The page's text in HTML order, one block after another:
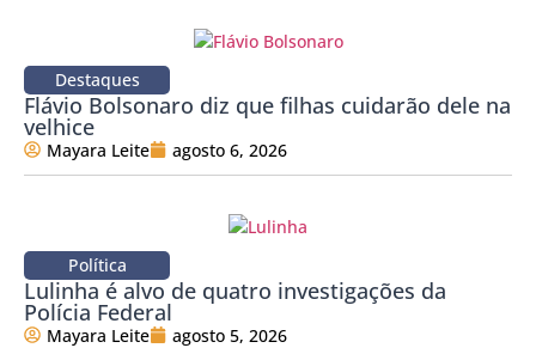
Destaques
Flávio Bolsonaro diz que filhas cuidarão dele na
velhice
Mayara Leite agosto 6, 2026
Política
Lulinha é alvo de quatro investigações da
Polícia Federal
Mayara Leite agosto 5, 2026